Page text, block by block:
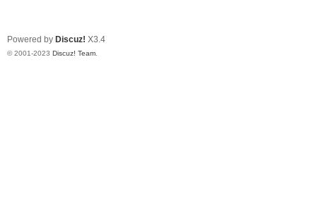
Powered by Discuz! X3.4
© 2001-2023 Discuz! Team